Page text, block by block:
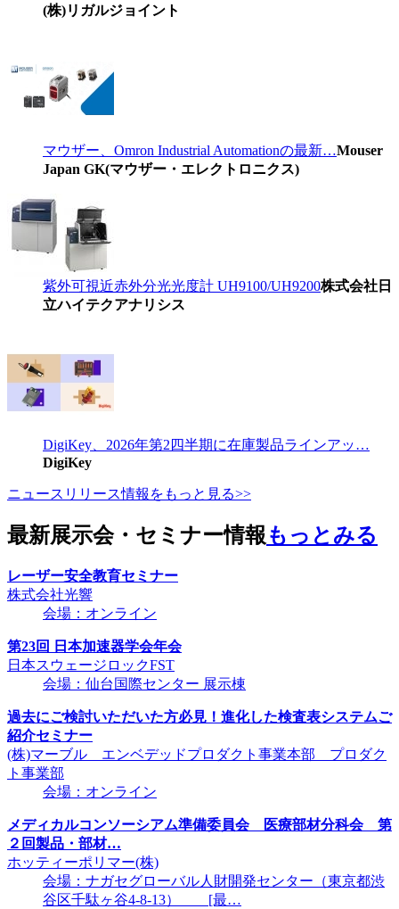
(株)リガルジョイント
マウザー、Omron Industrial Automationの最新…Mouser
Japan GK(マウザー・エレクトロニクス)
紫外可視近赤外分光光度計 UH9100/UH9200株式会社日
立ハイテクアナリシス
DigiKey、2026年第2四半期に在庫製品ラインアッ…
DigiKey
ニュースリリース情報をもっと見る>>
最新展示会・セミナー情報もっとみる
レーザー安全教育セミナー
株式会社光響
会場：オンライン
第23回 日本加速器学会年会
日本スウェージロックFST
会場：仙台国際センター 展示棟
過去にご検討いただいた方必見！進化した検査表システムご
紹介セミナー
(株)マーブル エンベデッドプロダクト事業本部 プロダク
ト事業部
会場：オンライン
メディカルコンソーシアム準備委員会 医療部材分科会 第
２回製品・部材…
ホッティーポリマー(株)
会場：ナガセグローバル人財開発センター（東京都渋
谷区千駄ヶ谷4-8-13） [最…